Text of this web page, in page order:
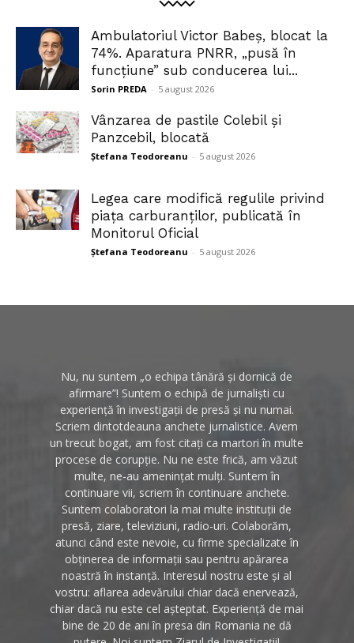
Ambulatoriul Victor Babeș, blocat la
74%. Aparatura PNRR, „pusă în
funcțiune” sub conducerea lui...
Sorin PREDA - 5 august 2026
Vânzarea de pastile Colebil și
Panzcebil, blocată
Ștefana Teodoreanu - 5 august 2026
Legea care modifică regulile privind
piața carburanților, publicată în
Monitorul Oficial
Ștefana Teodoreanu - 5 august 2026
Nu, nu suntem „o echipa tânără și dornică de
afirmare”! Suntem o echipă de jurnaliști cu
experiență în investigații de presă și nu numai.
Scriem dintotdeauna anchete jurnalistice. Avem
un trecut bogat, am fost citați ca martori în multe
procese de corupție. Nu ne este frică, am văzut
multe, ne-au amenințat mulți. Suntem în
continuare vii, scriem în continuare anchete.
Suntem colaboratori la mai multe instituții de
presă, ziare, televiziuni, radio-uri. Colaborăm,
atunci când este nevoie, cu firme specializate în
obținerea de informații sau pentru apărarea
noastră în instanță. Interesul nostru este și al
vostru: aflarea adevărului chiar dacă enervează,
chiar dacă nu este cel așteptat. Experiență de mai
bine de 20 de ani în presa din Romania ne dă